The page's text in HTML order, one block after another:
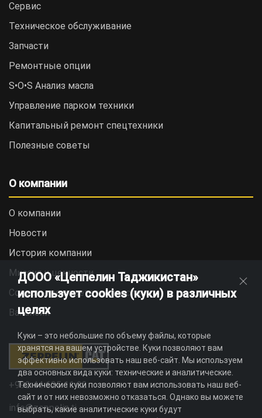
Сервис
Техническое обслуживание
Запчасти
Ремонтные опции
S•O•S Анализ масла
Управление парком техники
Капитальный ремонт спецтехники
Полезные советы
О компании
О компании
Новости
История компании
Миссия и ценности
Социальная ответственность
Вакансии
+992 44 625 11 22
info@zeppelin.tj
ДООО «Цеппелин Таджикистан»
использует cookies (куки) в различных
целях
Куки – это небольшие по объему файлы, которые
хранятся на вашем устройстве. Куки позволяют вам
эффективно использовать наш веб-сайт. Мы используем
два основных вида куки: технические и аналитические.
Технические куки позволяют вам использовать наш веб-
сайт и от них невозможно отказаться. Однако вы можете
выбрать, какие аналитические куки будут